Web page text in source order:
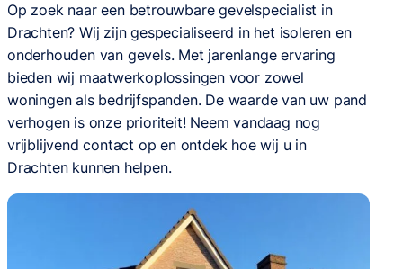
Op zoek naar een betrouwbare gevelspecialist in
Drachten? Wij zijn gespecialiseerd in het isoleren en
onderhouden van gevels. Met jarenlange ervaring
bieden wij maatwerkoplossingen voor zowel
woningen als bedrijfspanden. De waarde van uw pand
verhogen is onze prioriteit! Neem vandaag nog
vrijblijvend contact op en ontdek hoe wij u in
Drachten kunnen helpen.